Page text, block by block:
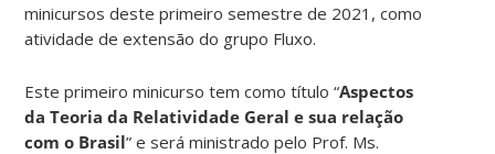
minicursos deste primeiro semestre de 2021, como
atividade de extensão do grupo Fluxo.
Este primeiro minicurso tem como título “Aspectos
da Teoria da Relatividade Geral e sua relação
com o Brasil” e será ministrado pelo Prof. Ms.